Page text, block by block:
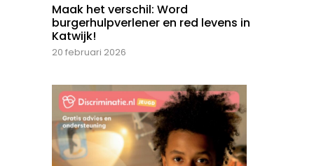
Maak het verschil: Word
burgerhulpverlener en red levens in
Katwijk!
20 februari 2026